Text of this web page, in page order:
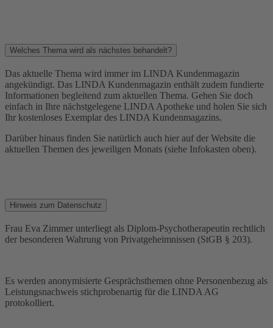
Welches Thema wird als nächstes behandelt?
Das aktuelle Thema wird immer im LINDA Kundenmagazin
angekündigt. Das LINDA Kundenmagazin enthält zudem fundierte
Informationen begleitend zum aktuellen Thema. Gehen Sie doch
einfach in Ihre nächstgelegene LINDA Apotheke und holen Sie sich
Ihr kostenloses Exemplar des LINDA Kundenmagazins.
Darüber hinaus finden Sie natürlich auch hier auf der Website die
aktuellen Themen des jeweiligen Monats (siehe Infokasten oben).
Hinweis zum Datenschutz
Frau Eva Zimmer unterliegt als Diplom-Psychotherapeutin rechtlich
der besonderen Wahrung von Privatgeheimnissen (StGB § 203).
Es werden anonymisierte Gesprächsthemen ohne Personenbezug als
Leistungsnachweis stichprobenartig für die LINDA AG
protokolliert.